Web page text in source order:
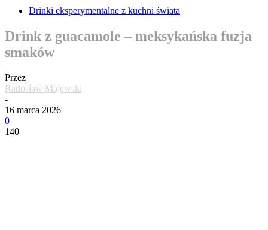
Drinki eksperymentalne z kuchni świata
Drink z guacamole – meksykańska fuzja
smaków
Przez
Radosław Majewski
-
16 marca 2026
0
140